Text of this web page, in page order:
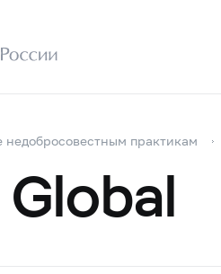
недобросовестным практикам